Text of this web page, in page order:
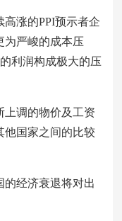
涨的PPI预示者企
为严峻的成本压
利润构成极大的压
调的物价及工资
他国家之间的比较
经济衰退将对出